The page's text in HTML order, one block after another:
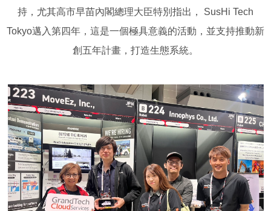
持，尤其高市早苗內閣總理大臣特別 指出， SusHi Tech
Tokyo邁入第四年，這是一個極具意義的活動，並支持推動新
創五年計畫，打造生態系統。